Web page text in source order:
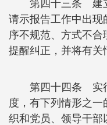
第四十三条 建
请示报告工作中出现
序不规范、方式不
提醒纠正，并将有关
第四十四条 实
度，有下列情形之一
织和党员、领导干